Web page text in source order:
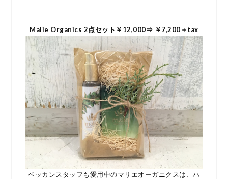
Malie Organics 2点セット￥12,000⇒ ￥7,200＋tax
ベッカンスタッフも愛用中のマリエオーガニクスは、ハ